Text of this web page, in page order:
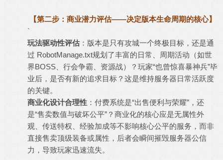
【第二步：商业潜力评估——决定版本生命周期的核心】
`
玩法驱动性评估 ：版本是只有攻城一个终极目标，还是通
过 RobotManage.txt规划了丰富的日常、周期活动（如世
界BOSS、行会争霸、资源战）？玩家“也曾惊喜暴神兵”毕
业后，是否有新的追求目标？这是维持服务器日常活跃度
的关键。
商业化设计合理性 ：付费系统是“出售便利与荣耀”，还
是“售卖数值与破坏公平”？商业化的核心应是无属性外
观、传送特权、经验加成等不影响核心公平的服务，而非
直接售卖顶级装备或属性，后者会瞬间摧毁服务器公信
力，导致玩家迅速流失。